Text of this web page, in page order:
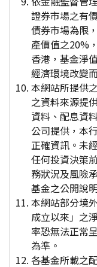
證券市場之有
債券市場為限
產價值之20%
香港，基金淨
經濟環境改變
本網站所提供
之資料來源提
資料、配息資
公司提供，本
正確資訊。未
任何投資決策
務狀況及風險
基金之公開說
本網站部分境
成立以來」之
率恐無法正常
為準。
各基金所載之